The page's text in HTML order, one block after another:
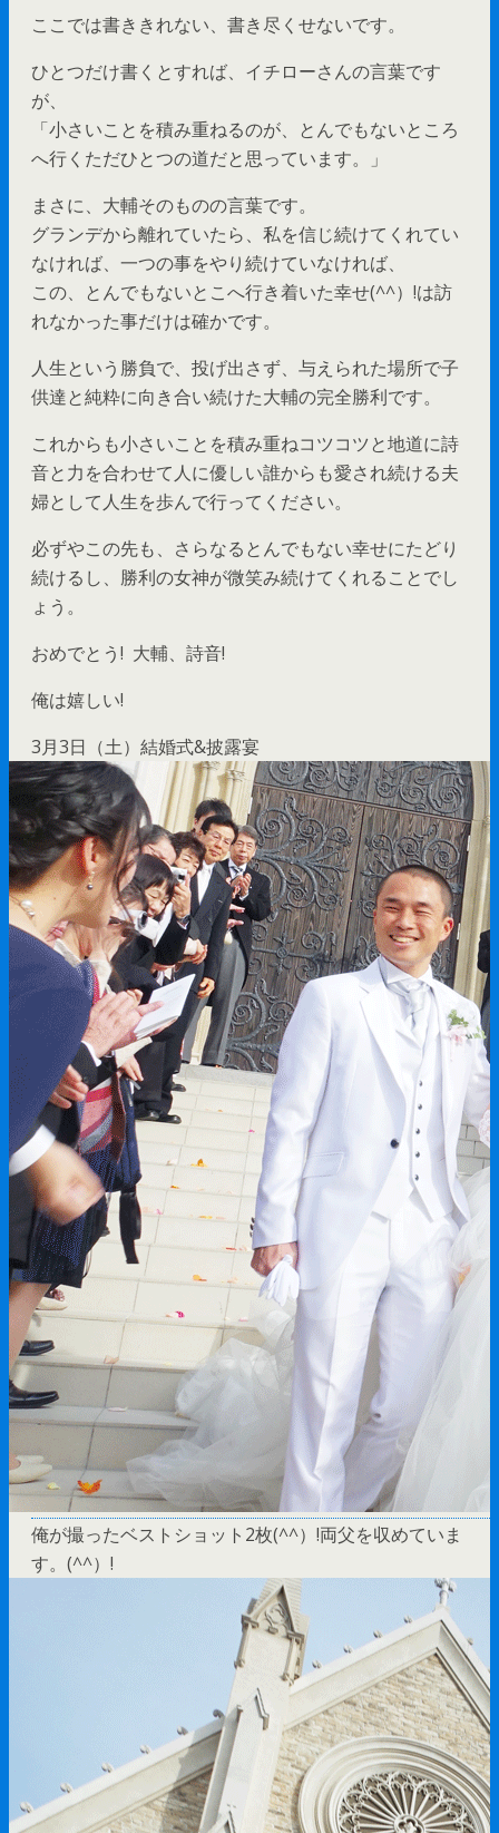
ここでは書ききれない、書き尽くせないです。
ひとつだけ書くとすれば、イチローさんの言葉です
が、
「小さいことを積み重ねるのが、とんでもないところ
へ行くただひとつの道だと思っています。」
まさに、大輔そのものの言葉です。
グランデから離れていたら、私を信じ続けてくれてい
なければ、一つの事をやり続けていなければ、
この、とんでもないとこへ行き着いた幸せ(^^）!は訪
れなかった事だけは確かです。
人生という勝負で、投げ出さず、与えられた場所で子
供達と純粋に向き合い続けた大輔の完全勝利です。
これからも小さいことを積み重ねコツコツと地道に詩
音と力を合わせて人に優しい誰からも愛され続ける夫
婦として人生を歩んで行ってください。
必ずやこの先も、さらなるとんでもない幸せにたどり
続けるし、勝利の女神が微笑み続けてくれることでし
ょう。
おめでとう! 大輔、詩音!
俺は嬉しい!
3月3日（土）結婚式&披露宴
俺が撮ったベストショット2枚(^^）!両父を収めていま
す。(^^）!